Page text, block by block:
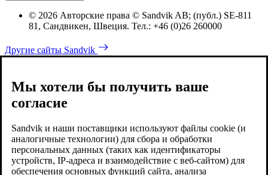
© 2026 Авторские права © Sandvik AB; (публ.) SE-811
81, Сандвикен, Швеция. Тел.: +46 (0)26 260000
Другие сайты Sandvik
Мы хотели бы получить ваше
согласие
Sandvik и наши поставщики используют файлы cookie (и
аналогичные технологии) для сбора и обработки
персональных данных (таких как идентификаторы
устройств, IP-адреса и взаимодействие с веб-сайтом) для
обеспечения основных функций сайта, анализа